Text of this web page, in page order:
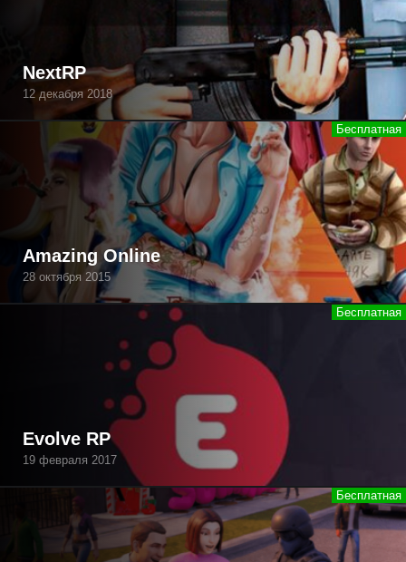
NextRP
12 декабря 2018
Amazing Online
28 октября 2015
Evolve RP
19 февраля 2017